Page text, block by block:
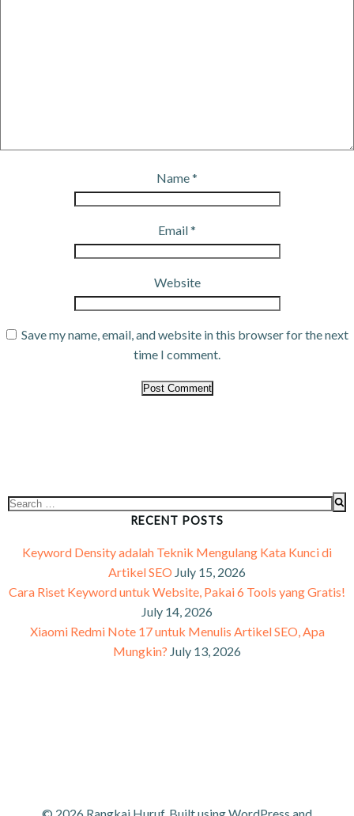
Name*
Email*
Website
Save my name, email, and website in this browser for the next
time I comment.
RECENT POSTS
Keyword Density adalah Teknik Mengulang Kata Kunci di
Artikel SEO July 15, 2026
Cara Riset Keyword untuk Website, Pakai 6 Tools yang Gratis!
July 14, 2026
Xiaomi Redmi Note 17 untuk Menulis Artikel SEO, Apa
Mungkin? July 13, 2026